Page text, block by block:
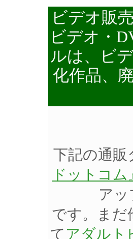
ビデオ販
ビデオ・
ルは、ビ
化作品、
下記の通販
ドットコム
ア
です。まだ
て アダルト